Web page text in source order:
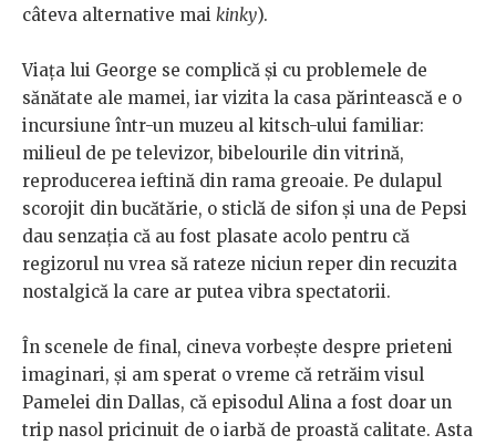
câteva alternative mai kinky).
Viaţa lui George se complică şi cu problemele de
sănătate ale mamei, iar vizita la casa părintească e o
incursiune într-un muzeu al kitsch-ului familiar:
milieul de pe televizor, bibelourile din vitrină,
reproducerea ieftină din rama greoaie. Pe dulapul
scorojit din bucătărie, o sticlă de sifon şi una de Pepsi
dau senzaţia că au fost plasate acolo pentru că
regizorul nu vrea să rateze niciun reper din recuzita
nostalgică la care ar putea vibra spectatorii.
În scenele de final, cineva vorbeşte despre prieteni
imaginari, şi am sperat o vreme că retrăim visul
Pamelei din Dallas, că episodul Alina a fost doar un
trip nasol pricinuit de o iarbă de proastă calitate. Asta